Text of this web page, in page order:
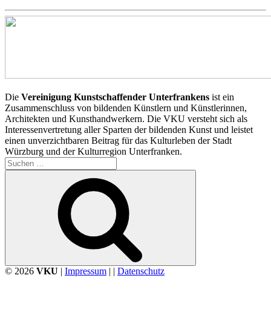
Die Vereinigung Kunstschaffender Unterfrankens ist ein
Zusammenschluss von bildenden Künstlern und Künstlerinnen,
Architekten und Kunsthandwerkern. Die VKU versteht sich als
Interessenvertretung aller Sparten der bildenden Kunst und leistet
einen unverzichtbaren Beitrag für das Kulturleben der Stadt
Würzburg und der Kulturregion Unterfranken.
Suchen
nach:
© 2026 VKU | Impressum | | Datenschutz